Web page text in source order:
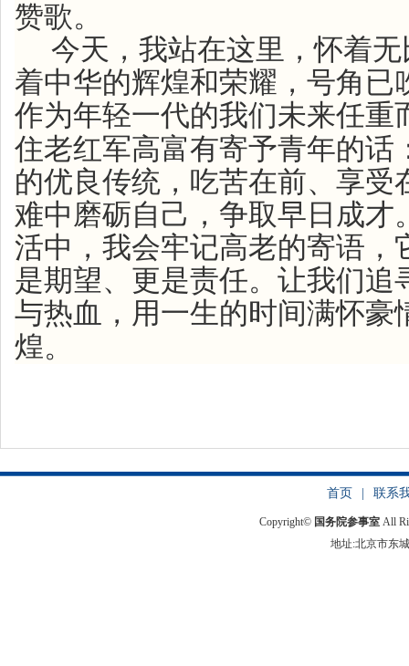
赞歌。
今天，我站在这里，怀着
着中华的辉煌和荣耀，号角已
作为年轻一代的我们未来任重
住老红军高富有寄予青年的话
的优良传统，吃苦在前、享受
难中磨砺自己，争取早日成才
活中，我会牢记高老的寄语，
是期望、更是责任。让我们追
与热血，用一生的时间满怀豪
煌。
首页 联系
Copyright© 国务院参事室 All
地址:北京市东